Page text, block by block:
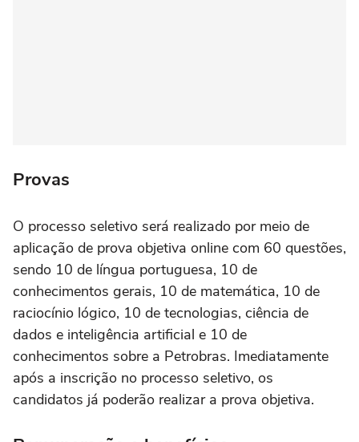
Provas
O processo seletivo será realizado por meio de
aplicação de prova objetiva online com 60 questões,
sendo 10 de língua portuguesa, 10 de
conhecimentos gerais, 10 de matemática, 10 de
raciocínio lógico, 10 de tecnologias, ciência de
dados e inteligência artificial e 10 de
conhecimentos sobre a Petrobras. Imediatamente
após a inscrição no processo seletivo, os
candidatos já poderão realizar a prova objetiva.